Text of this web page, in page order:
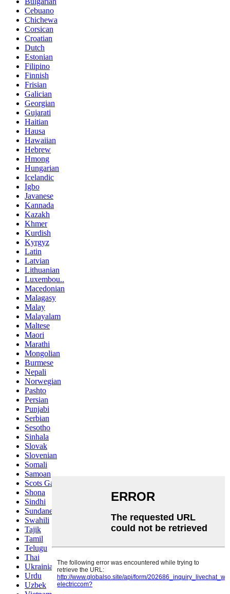
Cebuano
Chichewa
Corsican
Croatian
Dutch
Estonian
Filipino
Finnish
Frisian
Galician
Georgian
Gujarati
Haitian
Hausa
Hawaiian
Hebrew
Hmong
Hungarian
Icelandic
Igbo
Javanese
Kannada
Kazakh
Khmer
Kurdish
Kyrgyz
Latin
Latvian
Lithuanian
Luxembou..
Macedonian
Malagasy
Malay
Malayalam
Maltese
Maori
Marathi
Mongolian
Burmese
Nepali
Norwegian
Pashto
Persian
Punjabi
Serbian
Sesotho
Sinhala
Slovak
Slovenian
Somali
Samoan
Scots Gaelic
Shona
Sindhi
Sundanese
Swahili
Tajik
Tamil
Telugu
Thai
Ukrainian
Urdu
Uzbek